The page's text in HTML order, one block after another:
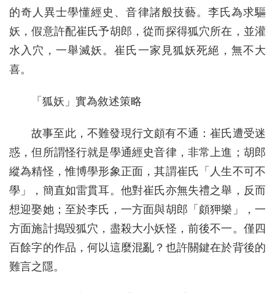
的奇人異士學懂經史、音律諸般技藝。李氏為求驅
妖，假意許配崔氏予胡郎，從而探得狐穴所在，並灌
水入穴，一舉滅妖。崔氏一家見狐妖死絕，無不大
喜。
「狐妖」實為敘述策略
故事至此，不難發現行文頗有不通：崔氏遭受迷
惑，但所謂怪行就是學通經史音律，非常上進；胡郎
縱為精怪，惟博學形象正面，其謂崔氏「人生不可不
學」，簡直如雷貫耳。他對崔氏亦無失禮之舉，反而
想迎娶她；至於李氏，一方面與胡郎「頗狎樂」，一
方面施計搗毀狐穴，盡殺大小妖怪，前後不一。僅四
百餘字的作品，何以這麼混亂？也許關鍵在於背後的
難言之隱。